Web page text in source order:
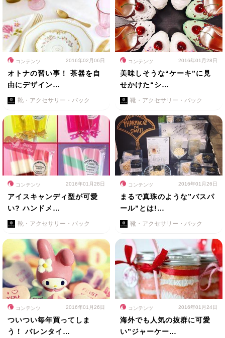
コンテンツ 2016年02月06日
オトナの習い事！ 茶器を自
由にデザイン…
靴・アクセサリー・バック
コンテンツ 2016年01月28日
美味しそうな“ケーキ”に見
せかけた“シ…
靴・アクセサリー・バック
コンテンツ 2016年01月28日
アイスキャンディ型が可愛
い? ハンドメ…
靴・アクセサリー・バック
コンテンツ 2016年01月26日
まるで真珠のような”バスパ
ール”とは!…
靴・アクセサリー・バック
コンテンツ 2016年01月26日
ついつい毎年買ってしま
う！ バレンタイ…
コンテンツ 2016年01月24日
海外でも人気の抜群に可愛
い”ジャーケー…